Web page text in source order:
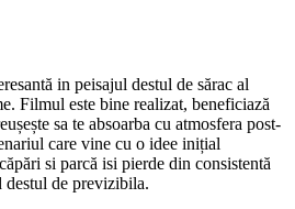
in peisajul destul de sărac al
Filmul este bine realizat, beneficiază
sa te absoarba cu atmosfera post-
care vine cu o idee inițial
si parcă isi pierde din consistentă
destul de previzibila.